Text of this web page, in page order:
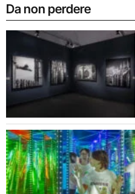
Da non perdere